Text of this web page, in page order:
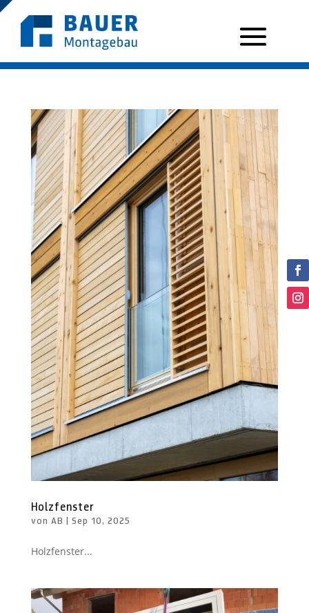
Holzfenster
von AB | Sep 10, 2025
Holzfenster...